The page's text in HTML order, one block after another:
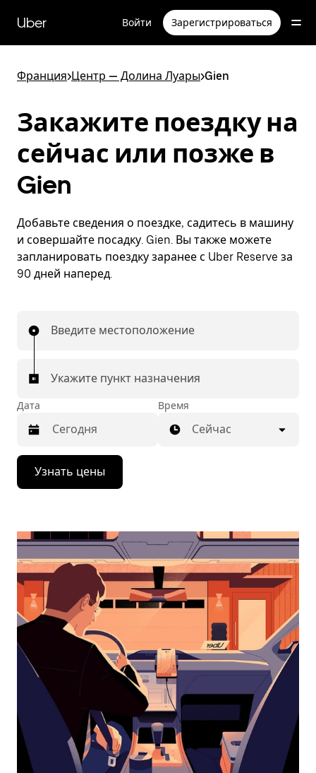
перейти
к
Uber Войти Зарегистрироваться
Франция>Центр — Долина Луары>Gien
Закажите поездку на
сейчас или позже в
Gien
Добавьте сведения о поездке, садитесь в машину
и совершайте посадку. Gien. Вы также можете
запланировать поездку заранее с Uber Reserve за
90 дней наперед.
Введите местоположение
Укажите пункт назначения
Дата
Нажмите
стрелку
вниз,
календарю
выбрать
дату.
Чтобы
закрыть
календарь,
нажмите
Esc.
Время
Сейчас
Узнать цены